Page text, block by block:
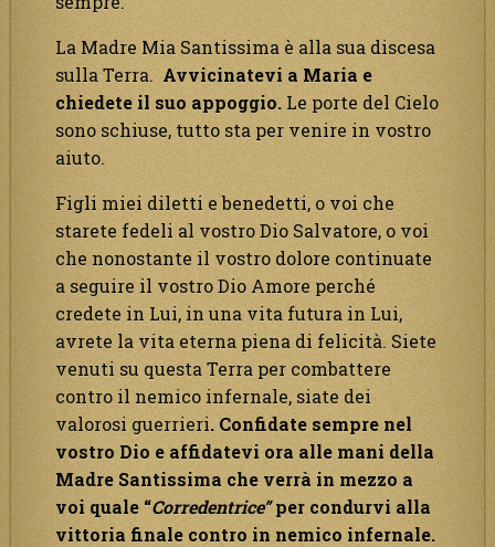
La Madre Mia Santissima è alla sua discesa
sulla Terra. Avvicinatevi a Maria e
chiedete il suo appoggio. Le porte del Cielo
sono schiuse, tutto sta per venire in vostro
aiuto.
Figli miei diletti e benedetti, o voi che
starete fedeli al vostro Dio Salvatore, o voi
che nonostante il vostro dolore continuate
a seguire il vostro Dio Amore perché
credete in Lui, in una vita futura in Lui,
avrete la vita eterna piena di felicità. Siete
venuti su questa Terra per combattere
contro il nemico infernale, siate dei
valorosi guerrieri. Confidate sempre nel
vostro Dio e affidatevi ora alle mani della
Madre Santissima che verrà in mezzo a
voi quale “Corredentrice”per condurvi alla
vittoria finale contro in nemico infernale.